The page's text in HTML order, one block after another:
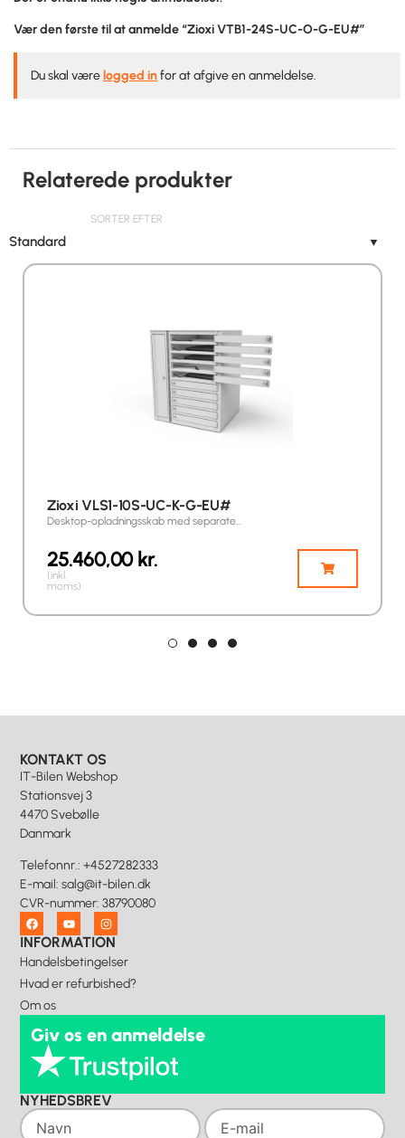
Vær den første til at anmelde “Zioxi VTB1-24S-UC-O-G-EU#”
Du skal være logged infor at afgive en anmeldelse.
Relaterede produkter
SORTER EFTER
Standard ▼
Zioxi VLS1-10S-UC-K-G-EU#
Desktop-opladningsskab med separate…
25.460,00kr.
(inkl.
moms)
KONTAKT OS
IT-Bilen Webshop
Stationsvej 3
4470 Svebølle
Danmark
Telefonnr.: +4527282333
E-mail:salg@it-bilen.dk
CVR-nummer: 38790080
INFORMATION
Handelsbetingelser
Hvad er refurbished?
Om os
Giv os en anmeldelse
NYHEDSBREV